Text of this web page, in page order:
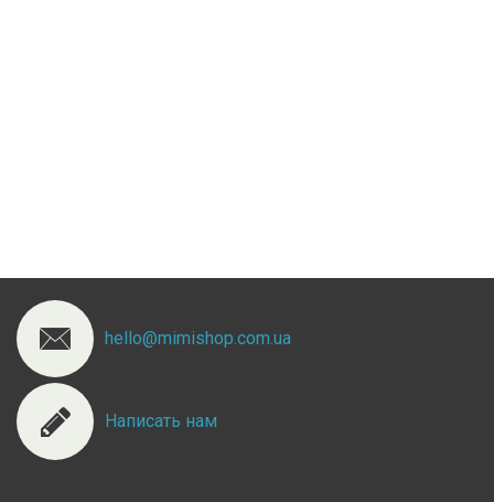
hello@mimishop.com.ua
Написать нам